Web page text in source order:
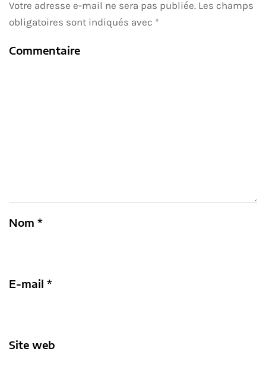
Votre adresse e-mail ne sera pas publiée. Les champs
obligatoires sont indiqués avec *
Commentaire
Nom *
E-mail *
Site web